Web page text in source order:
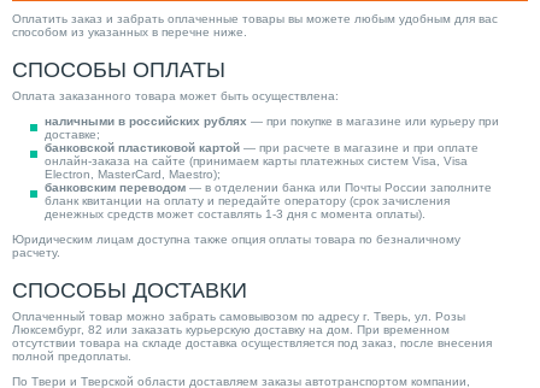
Оплатить заказ и забрать оплаченные товары вы можете любым удобным для вас
способом из указанных в перечне ниже.
СПОСОБЫ ОПЛАТЫ
Оплата заказанного товара может быть осуществлена:
наличными в российских рублях — при покупке в магазине или курьеру при
доставке;
банковской пластиковой картой — при расчете в магазине и при оплате
онлайн-заказа на сайте (принимаем карты платежных систем Visa, Visa
Electron, MasterCard, Maestro);
банковским переводом — в отделении банка или Почты России заполните
бланк квитанции на оплату и передайте оператору (срок зачисления
денежных средств может составлять 1-3 дня с момента оплаты).
Юридическим лицам доступна также опция оплаты товара по безналичному
расчету.
СПОСОБЫ ДОСТАВКИ
Оплаченный товар можно забрать самовывозом по адресу г. Тверь, ул. Розы
Люксембург, 82 или заказать курьерскую доставку на дом. При временном
отсутствии товара на складе доставка осуществляется под заказ, после внесения
полной предоплаты.
По Твери и Тверской области доставляем заказы автотранспортом компании,